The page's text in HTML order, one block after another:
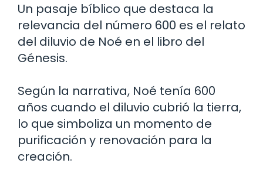
Un pasaje bíblico que destaca la
relevancia del número 600 es el relato
del diluvio de Noé en el libro del
Génesis.
Según la narrativa, Noé tenía 600
años cuando el diluvio cubrió la tierra,
lo que simboliza un momento de
purificación y renovación para la
creación.